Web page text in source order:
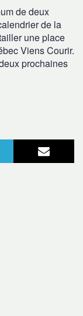
de deux
de la
une place
Viens Courir.
prochaines